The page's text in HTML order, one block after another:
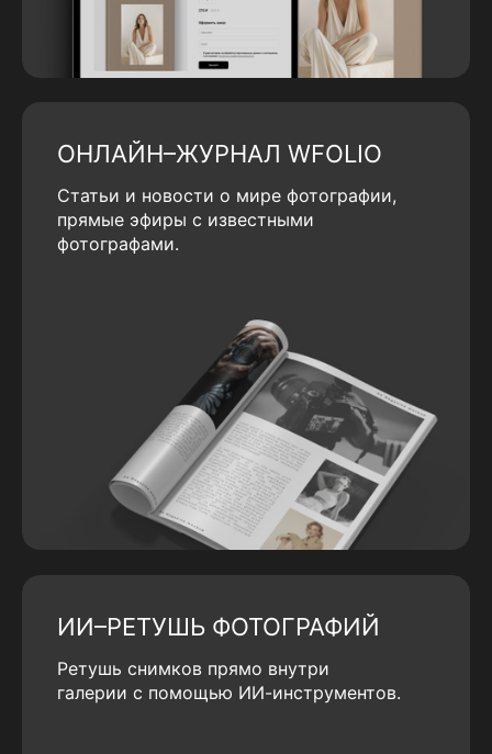
ОНЛАЙН–ЖУРНАЛ WFOLIO
Статьи и новости о мире фотографии,
прямые эфиры с известными
фотографами.
ИИ–РЕТУШЬ ФОТОГРАФИЙ
Ретушь снимков прямо внутри
галерии с помощью ИИ-инструментов.